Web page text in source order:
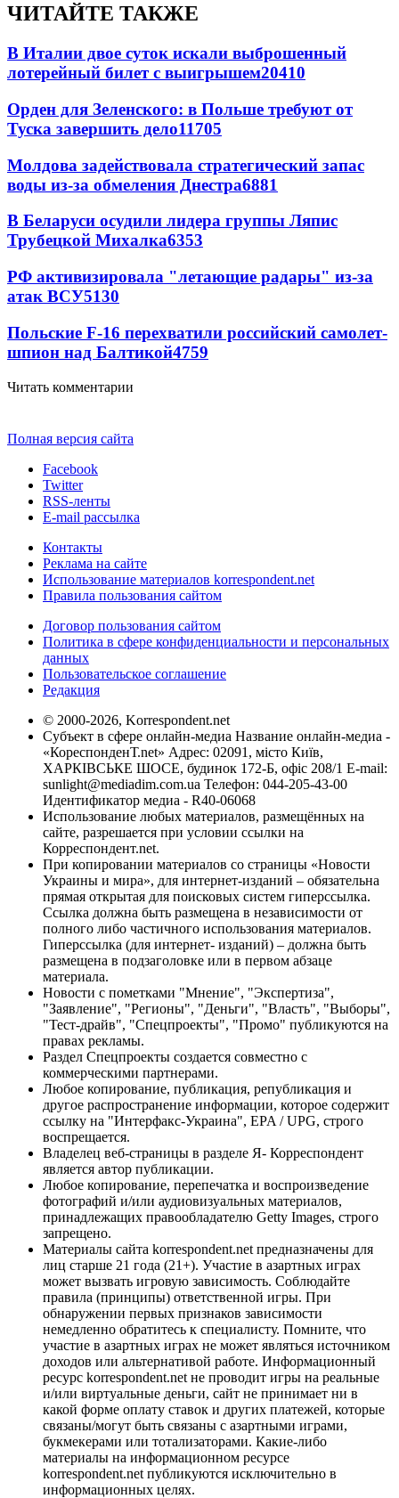
ЧИТАЙТЕ ТАКЖЕ
В Италии двое суток искали выброшенный
лотерейный билет с выигрышем20410
Орден для Зеленского: в Польше требуют от
Туска завершить дело11705
Молдова задействовала стратегический запас
воды из-за обмеления Днестра6881
В Беларуси осудили лидера группы Ляпис
Трубецкой Михалка6353
РФ активизировала "летающие радары" из-за
атак ВСУ5130
Польские F-16 перехватили российский самолет-
шпион над Балтикой4759
Читать комментарии
Полная версия сайта
Facebook
Twitter
RSS-ленты
E-mail рассылка
Контакты
Реклама на сайте
Использование материалов korrespondent.net
Правила пользования сайтом
Договор пользования сайтом
Политика в сфере конфиденциальности и персональных
данных
Пользовательское соглашение
Редакция
© 2000-2026, Korrespondent.net
Субъект в сфере онлайн-медиа Название онлайн-медиа -
«КореспонденТ.net» Адрес: 02091, місто Київ,
ХАРКІВСЬКЕ ШОСЕ, будинок 172-Б, офіс 208/1 E-mail:
sunlight@mediadim.com.ua Телефон: 044-205-43-00
Идентификатор медиа - R40-06068
Использование любых материалов, размещённых на
сайте, разрешается при условии ссылки на
Корреспондент.net.
При копировании материалов со страницы «Новости
Украины и мира», для интернет-изданий – обязательна
прямая открытая для поисковых систем гиперссылка.
Ссылка должна быть размещена в независимости от
полного либо частичного использования материалов.
Гиперссылка (для интернет- изданий) – должна быть
размещена в подзаголовке или в первом абзаце
материала.
Новости с пометками "Мнение", "Экспертиза",
"Заявление", "Регионы", "Деньги", "Власть", "Выборы",
"Тест-драйв", "Спецпроекты", "Промо" публикуются на
правах рекламы.
Раздел Спецпроекты создается совместно с
коммерческими партнерами.
Любое копирование, публикация, републикация и
другое распространение информации, которое содержит
ссылку на "Интерфакс-Украина", EPA / UPG, строго
воспрещается.
Владелец веб-страницы в разделе Я- Корреспондент
является автор публикации.
Любое копирование, перепечатка и воспроизведение
фотографий и/или аудиовизуальных материалов,
принадлежащих правообладателю Getty Images, строго
запрещено.
Материалы сайта korrespondent.net предназначены для
лиц старше 21 года (21+). Участие в азартных играх
может вызвать игровую зависимость. Соблюдайте
правила (принципы) ответственной игры. При
обнаружении первых признаков зависимости
немедленно обратитесь к специалисту. Помните, что
участие в азартных играх не может являться источником
доходов или альтернативой работе. Информационный
ресурс korrespondent.net не проводит игры на реальные
и/или виртуальные деньги, сайт не принимает ни в
какой форме оплату ставок и других платежей, которые
связаны/могут быть связаны с азартными играми,
букмекерами или тотализаторами. Какие-либо
материалы на информационном ресурсе
korrespondent.net публикуются исключительно в
информационных целях.